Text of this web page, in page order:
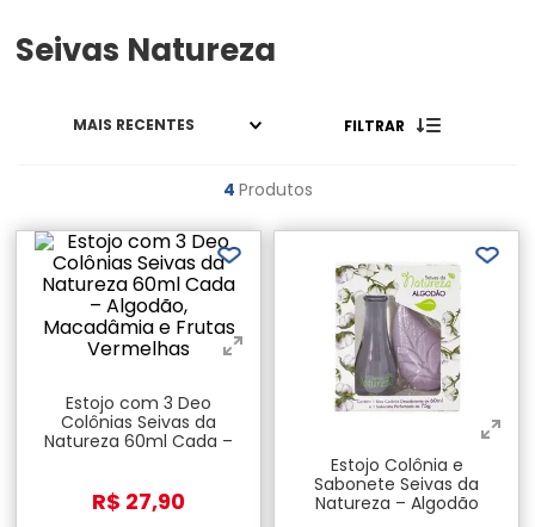
Seivas Natureza
MAIS RECENTES FILTRAR
4 Produtos
Estojo com 3 Deo
Colônias Seivas da
Natureza 60ml Cada –
R$ 27,90
Estojo Colônia e
Sabonete Seivas da
Natureza – Algodão